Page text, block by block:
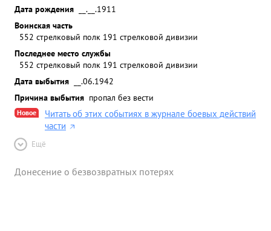
Дата рождения
__.__.1911
Воинская часть
552 стрелковый полк 191 стрелковой дивизии
Последнее место службы
552 стрелковый полк 191 стрелковой дивизии
Дата выбытия
__.06.1942
Причина выбытия пропал без вести
Новое
Читать об этих событиях в журнале боевых действий
части
Ещё
Донесение о безвозвратных потерях